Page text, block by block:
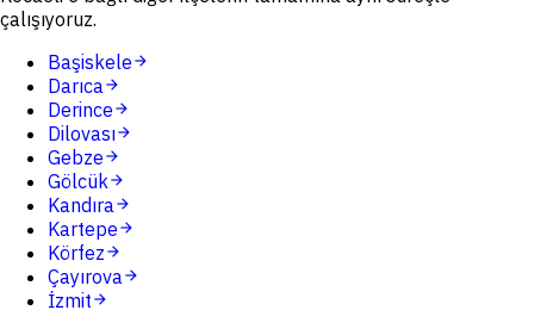
çalışıyoruz.
Başiskelearrow_forward
Darıcaarrow_forward
Derincearrow_forward
Dilovasıarrow_forward
Gebzearrow_forward
Gölcükarrow_forward
Kandıraarrow_forward
Kartepearrow_forward
Körfezarrow_forward
Çayırovaarrow_forward
İzmitarrow_forward